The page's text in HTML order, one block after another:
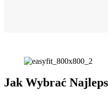
Jak Wybrać